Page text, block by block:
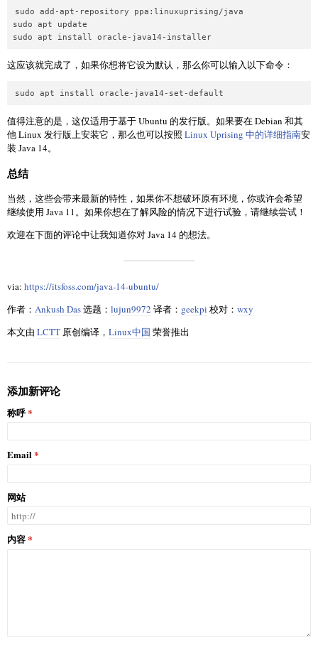
sudo add-apt-repository ppa:linuxuprising/java
sudo apt update
sudo apt install oracle-java14-installer
这应该就完成了，如果你想将它设为默认，那么你可以输入以下命令：
sudo apt install oracle-java14-set-default
值得注意的是，这仅适用于基于 Ubuntu 的发行版。如果要在 Debian 和其
他 Linux 发行版上安装它，那么也可以按照 Linux Uprising 中的详细指南安
装 Java 14。
总结
当然，这些会带来最新的特性，如果你不想破环原有环境，你或许会希望
继续使用 Java 11。如果你想在了解风险的情况下进行试验，请继续尝试！
欢迎在下面的评论中让我知道你对 Java 14 的想法。
via: https://itsfoss.com/java-14-ubuntu/
作者： Ankush Das选题： lujun9972 译者： geekpi 校对： wxy
本文由 LCTT 原创编译， Linux中国 荣誉推出
添加新评论
称呼
Email
网站
内容